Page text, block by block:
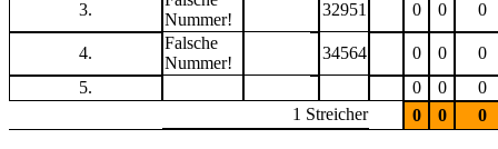
3.
Nummer!
32951 0 0 0
4.
Falsche
Nummer!
34564 0 0
0
5.
0 0
0
1 Streicher
0 0 0